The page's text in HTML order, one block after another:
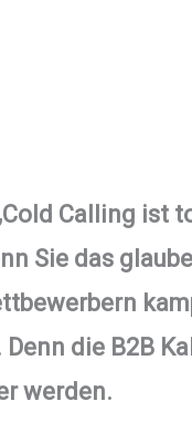
Calling ist
Sie das
die B2B
werden.